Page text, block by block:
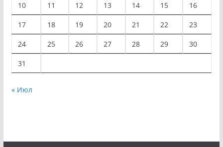
10 11 12 13 14 15 16
17 18 19 20 21 22 23
24 25 26 27 28 29 30
31
« Июл